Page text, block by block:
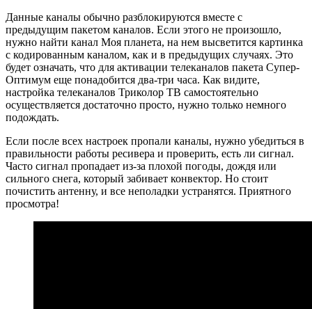
Данные каналы обычно разблокируются вместе с
предыдущим пакетом каналов. Если этого не произошло,
нужно найти канал Моя планета, на нем высветится картинка
с кодированным каналом, как и в предыдущих случаях. Это
будет означать, что для активации телеканалов пакета Супер-
Оптимум еще понадобится два-три часа. Как видите,
настройка телеканалов Триколор ТВ самостоятельно
осуществляется достаточно просто, нужно только немного
подождать.
Если после всех настроек пропали каналы, нужно убедиться в
правильности работы ресивера и проверить, есть ли сигнал.
Часто сигнал пропадает из-за плохой погоды, дождя или
сильного снега, который забивает конвектор. Но стоит
почистить антенну, и все неполадки устранятся. Приятного
просмотра!